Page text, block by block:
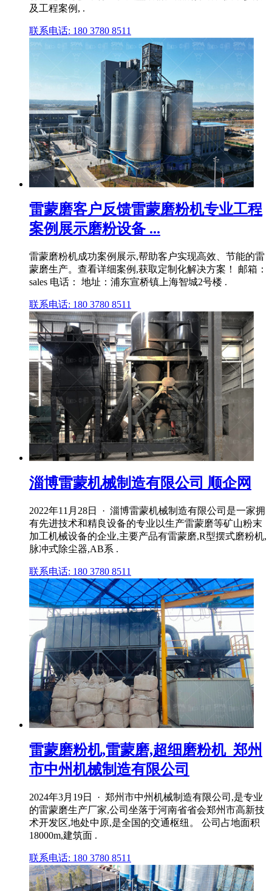
及工程案例, .
联系电话: 180 3780 8511
雷蒙磨客户反馈雷蒙磨粉机专业工程
案例展示磨粉设备 ...
雷蒙磨粉机成功案例展示,帮助客户实现高效、节能的雷
蒙磨生产。查看详细案例,获取定制化解决方案！ 邮箱：
sales 电话： 地址：浦东宣桥镇上海智城2号楼 .
联系电话: 180 3780 8511
淄博雷蒙机械制造有限公司 顺企网
2022年11月28日 · 淄博雷蒙机械制造有限公司是一家拥
有先进技术和精良设备的专业以生产雷蒙磨等矿山粉末
加工机械设备的企业,主要产品有雷蒙磨,R型摆式磨粉机,
脉冲式除尘器,AB系 .
联系电话: 180 3780 8511
雷蒙磨粉机,雷蒙磨,超细磨粉机_郑州
市中州机械制造有限公司
2024年3月19日 · 郑州市中州机械制造有限公司,是专业
的雷蒙磨生产厂家,公司坐落于河南省省会郑州市高新技
术开发区,地处中原,是全国的交通枢纽。 公司占地面积
18000m,建筑面 .
联系电话: 180 3780 8511